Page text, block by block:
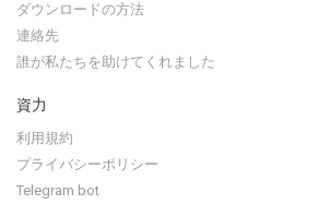
ダウンロードの方法
連絡先
誰が私たちを助けてくれました
資力
利用規約
プライバシーポリシー
Telegram bot